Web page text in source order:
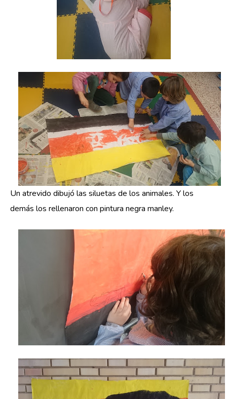
Un atrevido dibujó las siluetas de los animales. Y los
demás los rellenaron con pintura negra manley.